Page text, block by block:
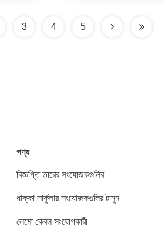
3 4 5
পণ্য
বিজ্ঞপ্তি তারের সংযোজকগুলির
ধাক্কা সার্কুলার সংযোজকগুলির টানুন
লেমো কেবল সংযোগকারী